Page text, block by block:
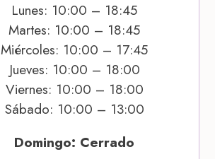
Lunes: 10:00 – 18:45
Martes: 10:00 – 18:45
Miércoles: 10:00 – 17:45
Jueves: 10:00 – 18:00
Viernes: 10:00 – 18:00
Sábado: 10:00 – 13:00
Domingo: Cerrado